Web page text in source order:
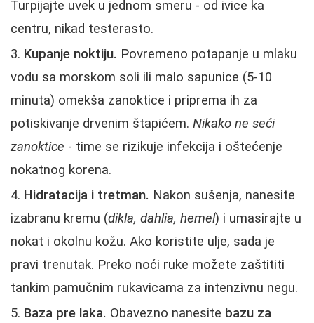
Turpijajte uvek u jednom smeru - od ivice ka
centru, nikad testerasto.
Kupanje noktiju. Povremeno potapanje u mlaku
vodu sa morskom soli ili malo sapunice (5-10
minuta) omekša zanoktice i priprema ih za
potiskivanje drvenim štapićem. Nikako ne seći
zanoktice - time se rizikuje infekcija i oštećenje
nokatnog korena.
Hidratacija i tretman. Nakon sušenja, nanesite
izabranu kremu (dikla, dahlia, hemel) i umasirajte u
nokat i okolnu kožu. Ako koristite ulje, sada je
pravi trenutak. Preko noći ruke možete zaštititi
tankim pamučnim rukavicama za intenzivnu negu.
Baza pre laka. Obavezno nanesite bazu za